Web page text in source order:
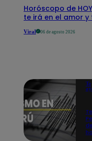
Horóscopo de
te irá en el amor y
Viral 06 de agosto 2026
Te